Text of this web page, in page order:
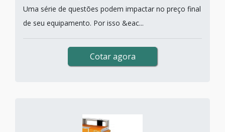
Uma série de questões podem impactar no preço final
de seu equipamento. Por isso &eac...
Cotar agora